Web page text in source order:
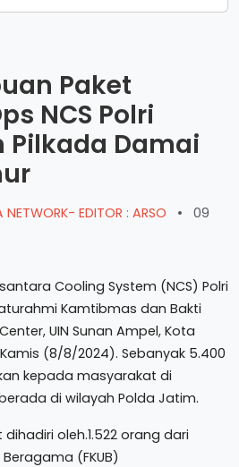
Paket
NCS Polri
Pilkada Damai
NETWORK- EDITOR : ARSO •
09
Cooling System (NCS) Polri
Kamtibmas dan Bakti
UIN Sunan Ampel, Kota
(8/8/2024). Sebanyak 5.400
kepada masyarakat di
di wilayah Polda Jatim.
oleh.1.522 orang dari
(FKUB)